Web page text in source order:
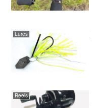
Lures
Reels